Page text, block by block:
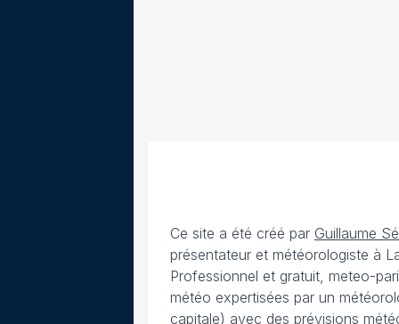
Ce site a été créé par Guillaume
présentateur et météorologiste à
Professionnel et gratuit, meteo-
météo expertisées par un
capitale) avec des prévisions